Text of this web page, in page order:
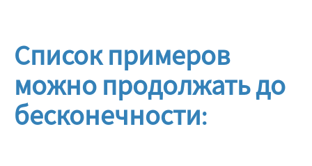
Список примеров
можно продолжать до
бесконечности: